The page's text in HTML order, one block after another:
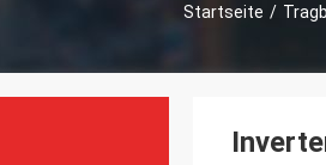
Startseite /